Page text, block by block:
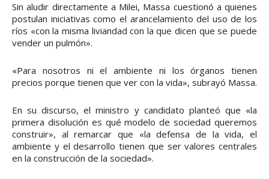
Sin aludir directamente a Milei, Massa cuestionó a quienes
postulan iniciativas como el arancelamiento del uso de los
ríos «con la misma liviandad con la que dicen que se puede
vender un pulmón».
«Para nosotros ni el ambiente ni los órganos tienen
precios porque tienen que ver con la vida», subrayó Massa.
En su discurso, el ministro y candidato planteó que «la
primera disolución es qué modelo de sociedad queremos
construir», al remarcar que «la defensa de la vida, el
ambiente y el desarrollo tienen que ser valores centrales
en la construcción de la sociedad».